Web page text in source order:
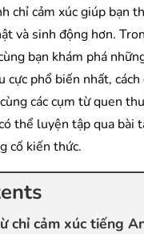
chỉ cảm xúc giúp bạn
và sinh động hơn.
bạn khám phá
cực phổ biến nhất,
các cụm từ quen
thể luyện tập qua bài
cố kiến thức.
chỉ cảm xúc tiếng